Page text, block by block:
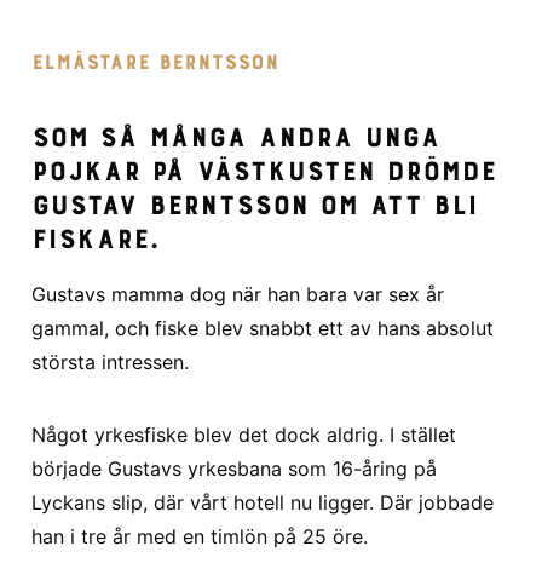
ELMÄSTARE BERNTSSON
Som så många andra unga
pojkar på västkusten drömde
Gustav Berntsson om att bli
fiskare.
Gustavs mamma dog när han bara var sex år
gammal, och fiske blev snabbt ett av hans absolut
största intressen.
Något yrkesfiske blev det dock aldrig. I stället
började Gustavs yrkesbana som 16-åring på
Lyckans slip, där vårt hotell nu ligger. Där jobbade
han i tre år med en timlön på 25 öre.